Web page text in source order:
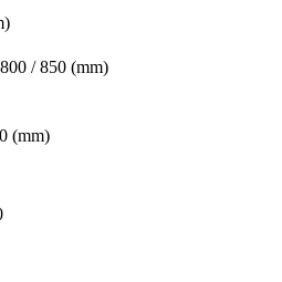
/ 850 (mm)
(mm)